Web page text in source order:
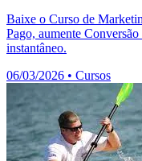
Baixe o Curso de
Pago, aumente
instantâneo.
06/03/2026 • Cursos